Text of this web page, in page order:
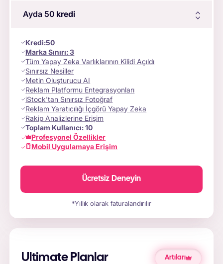
Ayda 50 kredi
Kredi:50
Marka Sınırı:3
Tüm Yapay Zeka Varlıklarının Kilidi Açıldı
Sınırsız Nesiller
Metin Oluşturucu AI
Reklam Platformu Entegrasyonları
iStock'tan Sınırsız Fotoğraf
Reklam Yaratıcılığı İçgörü Yapay Zeka
Rakip Analizlerine Erişim
Toplam Kullanıcı:10
Profesyonel Özellikler
Mobil Uygulamaya Erişim
Ücretsiz Deneyin
*Yıllık olarak faturalandırılır
Ultimate Planlar Artıları